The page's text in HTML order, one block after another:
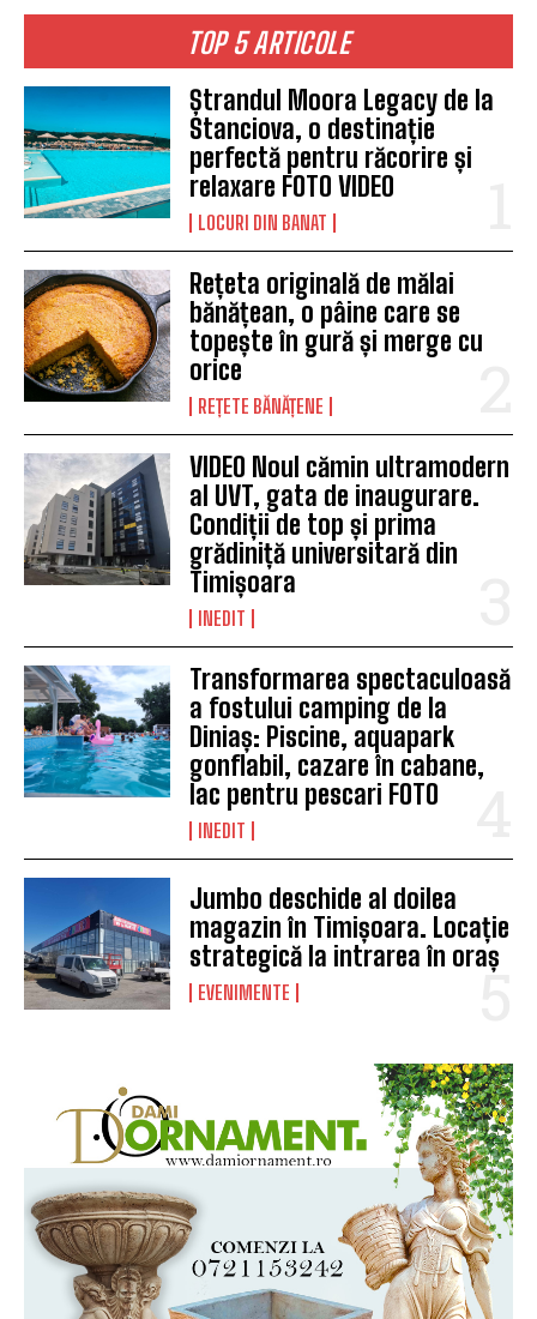
TOP 5 ARTICOLE
Ștrandul Moora Legacy de la
Stanciova, o destinație
perfectă pentru răcorire și
relaxare FOTO VIDEO
LOCURI DIN BANAT
Rețeta originală de mălai
bănățean, o pâine care se
topește în gură și merge cu
orice
REȚETE BĂNĂȚENE
VIDEO Noul cămin ultramodern
al UVT, gata de inaugurare.
Condiții de top și prima
grădiniță universitară din
Timișoara
INEDIT
Transformarea spectaculoasă
a fostului camping de la
Diniaș: Piscine, aquapark
gonflabil, cazare în cabane,
lac pentru pescari FOTO
INEDIT
Jumbo deschide al doilea
magazin în Timișoara. Locație
strategică la intrarea în oraș
EVENIMENTE